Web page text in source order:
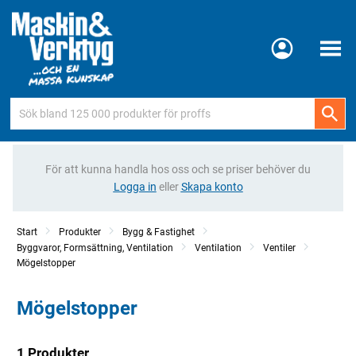
Meny
För att kunna handla hos oss och se priser behöver du
Logga in ellerSkapa konto
Start Produkter
Bygg & Fastighet
Byggvaror, Formsättning, Ventilation
Ventilation
Ventiler
Mögelstopper
Mögelstopper
1 Produkter